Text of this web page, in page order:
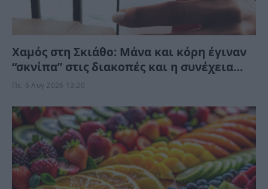
Χαμός στη Σκιάθο: Μάνα και κόρη έγιναν
“σκνίπα” στις διακοπές και η συνέχεια
δεν περιγράφεται
Πε, 6 Αυγ 2026 13:20